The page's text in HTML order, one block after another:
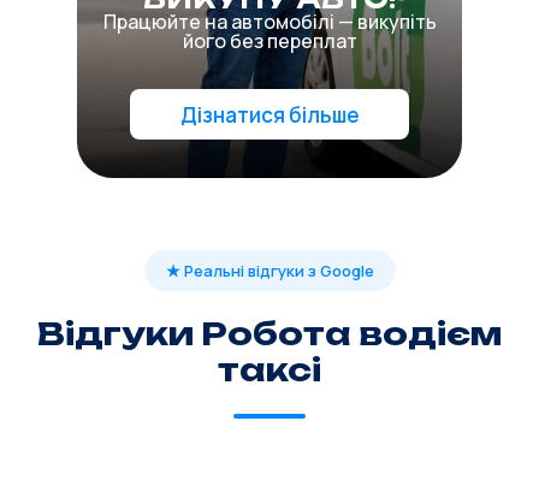
Працюйте на автомобілі — викупіть
його без переплат
Дізнатися більше
★ Реальні відгуки з Google
Відгуки Робота водієм
таксі